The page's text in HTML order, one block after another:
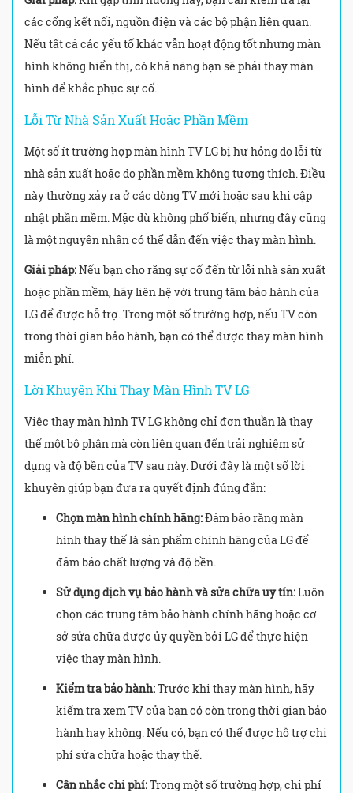
các cổng kết nối, nguồn điện và các bộ phận liên quan.
Nếu tất cả các yếu tố khác vẫn hoạt động tốt nhưng màn
hình không hiển thị, có khả năng bạn sẽ phải thay màn
hình để khắc phục sự cố.
Lỗi Từ Nhà Sản Xuất Hoặc Phần Mềm
Một số ít trường hợp màn hình TV LG bị hư hỏng do lỗi từ
nhà sản xuất hoặc do phần mềm không tương thích. Điều
này thường xảy ra ở các dòng TV mới hoặc sau khi cập
nhật phần mềm. Mặc dù không phổ biến, nhưng đây cũng
là một nguyên nhân có thể dẫn đến việc thay màn hình.
Giải pháp:Nếu bạn cho rằng sự cố đến từ lỗi nhà sản xuất
hoặc phần mềm, hãy liên hệ với trung tâm bảo hành của
LG để được hỗ trợ. Trong một số trường hợp, nếu TV còn
trong thời gian bảo hành, bạn có thể được thay màn hình
miễn phí.
Lời Khuyên Khi Thay Màn Hình TV LG
Việc thay màn hình TV LG không chỉ đơn thuần là thay
thế một bộ phận mà còn liên quan đến trải nghiệm sử
dụng và độ bền của TV sau này. Dưới đây là một số lời
khuyên giúp bạn đưa ra quyết định đúng đắn:
Chọn màn hình chính hãng:Đảm bảo rằng màn
hình thay thế là sản phẩm chính hãng của LG để
đảm bảo chất lượng và độ bền.
Sử dụng dịch vụ bảo hành và sửa chữa uy tín:Luôn
chọn các trung tâm bảo hành chính hãng hoặc cơ
sở sửa chữa được ủy quyền bởi LG để thực hiện
việc thay màn hình.
Kiểm tra bảo hành:Trước khi thay màn hình, hãy
kiểm tra xem TV của bạn có còn trong thời gian bảo
hành hay không. Nếu có, bạn có thể được hỗ trợ chi
phí sửa chữa hoặc thay thế.
Cân nhắc chi phí:Trong một số trường hợp, chi phí